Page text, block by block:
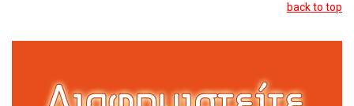
back to top